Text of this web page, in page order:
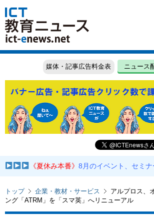
媒体・記事広告料金表 ニュース
《夏休み本番》8月のイベント、セミナ
トップ 企業・教材・サービス
アルプロス、
ング「ATRM」を「スマ英」へリニューアル